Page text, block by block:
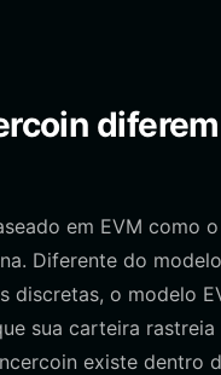
em EVM como
Diferente do
discretas, o modelo
sua carteira
existe